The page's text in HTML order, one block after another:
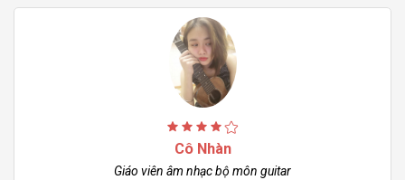
Cô Nhàn
Giáo viên âm nhạc bộ môn guitar